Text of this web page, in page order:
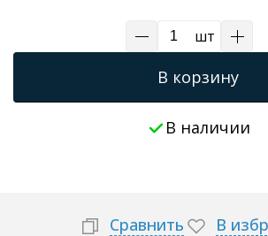
шт
В корзину
В наличии
Сравнить В